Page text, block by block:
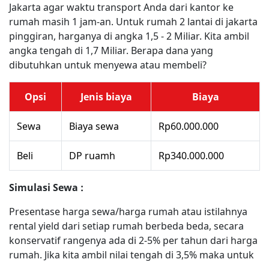
Jakarta agar waktu transport Anda dari kantor ke
rumah masih 1 jam-an. Untuk rumah 2 lantai di jakarta
pinggiran, harganya di angka 1,5 - 2 Miliar. Kita ambil
angka tengah di 1,7 Miliar. Berapa dana yang
dibutuhkan untuk menyewa atau membeli?
Opsi Jenis biaya Biaya
Sewa Biaya sewa Rp60.000.000
Beli DP ruamh Rp340.000.000
Simulasi Sewa :
Presentase harga sewa/harga rumah atau istilahnya
rental yield dari setiap rumah berbeda beda, secara
konservatif rangenya ada di 2-5% per tahun dari harga
rumah. Jika kita ambil nilai tengah di 3,5% maka untuk